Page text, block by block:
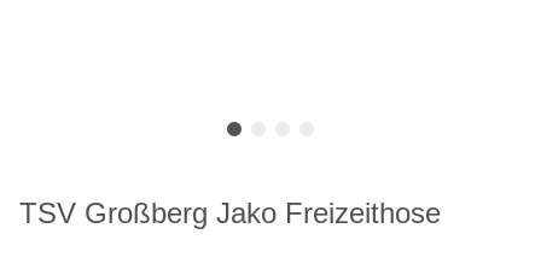
TSV Großberg Jako Freizeithose